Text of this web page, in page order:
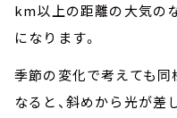
km以上の距離の大気の
になります。
季節の変化で考えても同
なると、斜めから光が差